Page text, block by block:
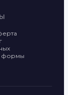
формы